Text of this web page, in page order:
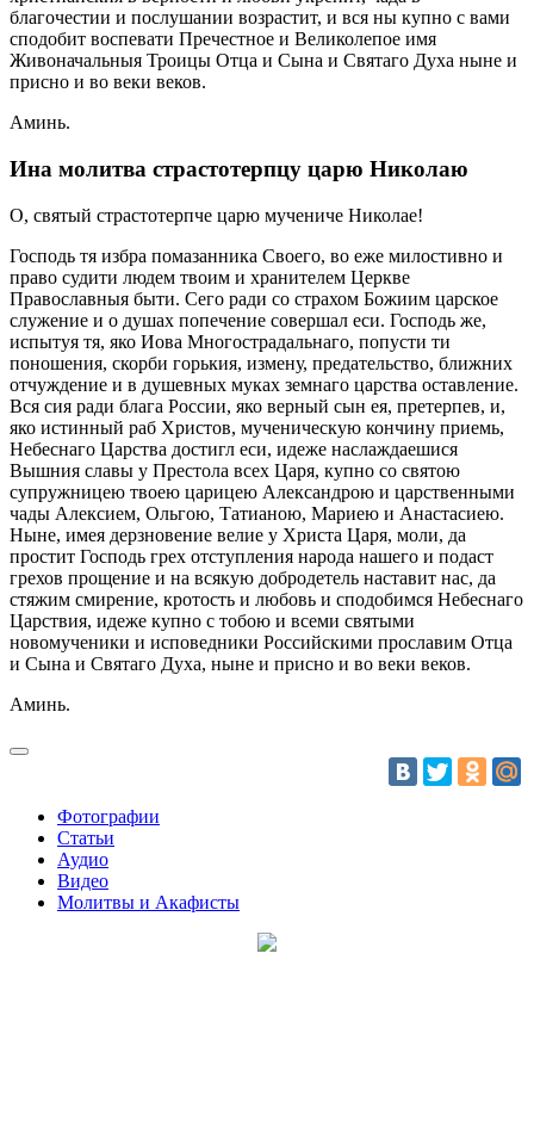
благочестии и послушании возрастит, и вся ны купно с вами
сподобит воспевати Пречестное и Великолепое имя
Живоначальныя Троицы Отца и Сына и Святаго Духа ныне и
присно и во веки веков.
Аминь.
Ина молитва страстотерпцу царю Николаю
О, святый страстотерпче царю мучениче Николае!
Господь тя избра помазанника Своего, во еже милостивно и
право судити людем твоим и хранителем Церкве
Православныя быти. Сего ради со страхом Божиим царское
служение и о душах попечение совершал еси. Господь же,
испытуя тя, яко Иова Многострадальнаго, попусти ти
поношения, скорби горькия, измену, предательство, ближних
отчуждение и в душевных муках земнаго царства оставление.
Вся сия ради блага России, яко верный сын ея, претерпев, и,
яко истинный раб Христов, мученическую кончину приемь,
Небеснаго Царства достигл еси, идеже наслаждаешися
Вышния славы у Престола всех Царя, купно со святою
супружницею твоею царицею Александрою и царственными
чады Алексием, Ольгою, Татианою, Мариею и Анастасиею.
Ныне, имея дерзновение велие у Христа Царя, моли, да
простит Господь грех отступления народа нашего и подаст
грехов прощение и на всякую добродетель наставит нас, да
стяжим смирение, кротость и любовь и сподобимся Небеснаго
Царствия, идеже купно с тобою и всеми святыми
новомученики и исповедники Российскими прославим Отца
и Сына и Святаго Духа, ныне и присно и во веки веков.
Аминь.
Фотографии
Статьи
Аудио
Видео
Молитвы и Акафисты